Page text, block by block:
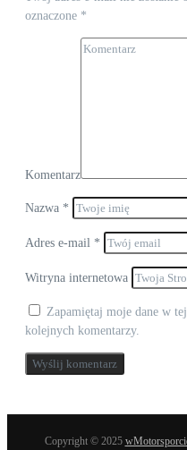
oznaczone *
Komentarz
Nazwa *
Adres e-mail *
Witryna internetowa
Zapamiętaj moje dane w
kolejnych komentarzy.
Copyright © 2025